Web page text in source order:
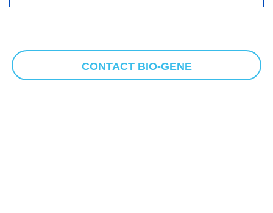
CONTACT BIO-GENE